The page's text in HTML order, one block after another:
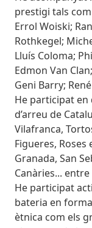
prestigi tals com
Errol Woiski;
Rothkegel;
Lluís Coloma;
Edmon Van
Geni Barry;
He participat en
d’arreu de
Vilafranca,
Figueres,
Granada, San
Canàries...
He participat
bateria en
ètnica com els